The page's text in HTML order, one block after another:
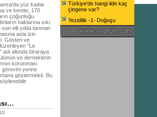
yüz kadar
ve kentte, 170
çoğunluğu
haklarına sıkı
son elli yılda tanınan
asla izin
Gösteri ve
"Le
altında biraraya
ve derneklerin
korunması
görevini yerine
göstermekti. Bu
Türkiye'de hangi ilde kaç
çingene var?
Yezidilik -1- Doğuşu